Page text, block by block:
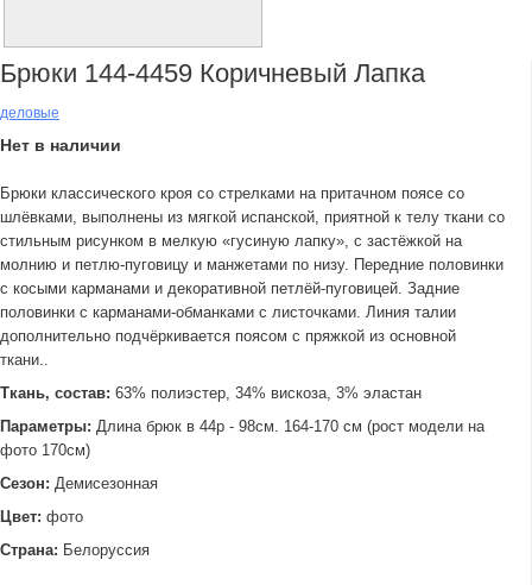
Брюки 144-4459 Коричневый Лапка
деловые
Нет в наличии
Брюки классического кроя со стрелками на притачном поясе со
шлёвками, выполнены из мягкой испанской, приятной к телу ткани со
стильным рисунком в мелкую «гусиную лапку», с застёжкой на
молнию и петлю-пуговицу и манжетами по низу. Передние половинки
с косыми карманами и декоративной петлёй-пуговицей. Задние
половинки с карманами-обманками с листочками. Линия талии
дополнительно подчёркивается поясом с пряжкой из основной
ткани..
Ткань, состав: 63% полиэстер, 34% вискоза, 3% эластан
Параметры: Длина брюк в 44р - 98см. 164-170 см (рост модели на
фото 170см)
Сезон: Демисезонная
Цвет: фото
Страна: Белоруссия